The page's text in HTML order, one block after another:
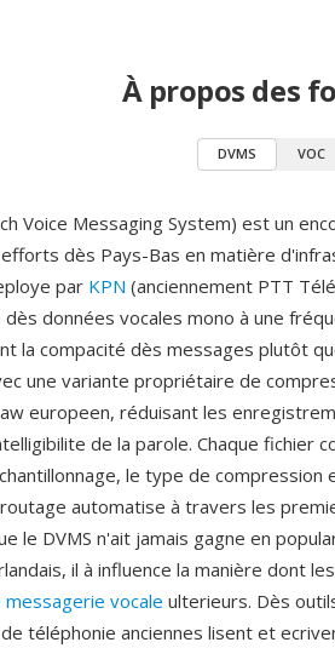
À propos des
DVMS VOC
Voice Messaging System) est un
dès Pays-Bas en matière
par KPN (anciennement PTT
données vocales mono à une
la compacité dès messages plutôt
une variante propriétaire de
europeen, réduisant les
de la parole. Chaque fichier
le type de compression
automatise à travers les
le DVMS n'ait jamais gagne en
il à influence la manière dont
vocale ulterieurs. Dès
téléphonie anciennes lisent et